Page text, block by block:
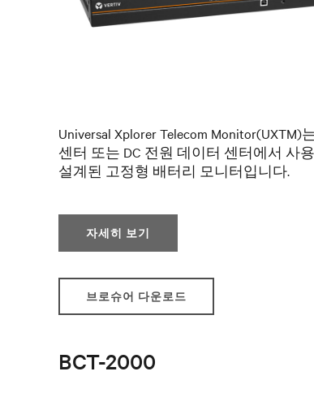
Universal Xplorer Telecom Monitor(UXTM)
센터 또는 DC 전원 데이터 센터에서 사
설계된 고정형 배터리 모니터입니다.
자세히 보기
브로슈어 다운로드
BCT-2000